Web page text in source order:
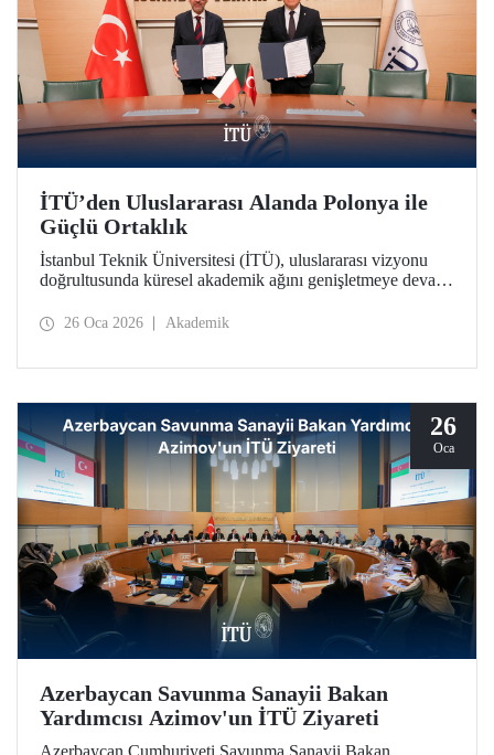
İTÜ’den Uluslararası Alanda Polonya ile
Güçlü Ortaklık
İstanbul Teknik Üniversitesi (İTÜ), uluslararası vizyonu
doğrultusunda küresel akademik ağını genişletmeye devam
Üniversitesi ile stratejik bir iş birliği protokolü imzalandı.
26 Oca 2026 Akademik
26
Oca
Azerbaycan Savunma Sanayii Bakan
Yardımcısı Azimov'un İTÜ Ziyareti
Azerbaycan Cumhuriyeti Savunma Sanayii Bakan